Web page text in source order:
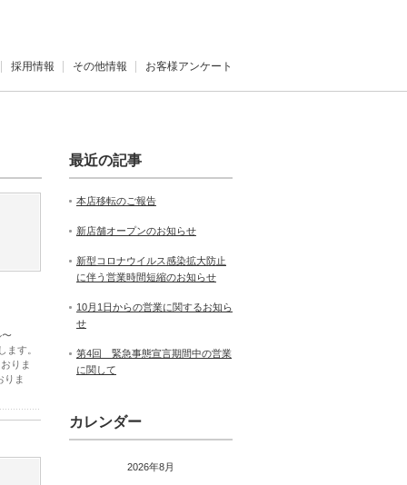
採用情報 その他情報 お客様アンケート
〜
ます。
りま
りま
最近の記事
本店移転のご報告
新店舗オープンのお知らせ
新型コロナウイルス感染拡大防止
に伴う営業時間短縮のお知らせ
10月1日からの営業に関するお知ら
せ
第4回 緊急事態宣言期間中の営業
に関して
カレンダー
2026年8月